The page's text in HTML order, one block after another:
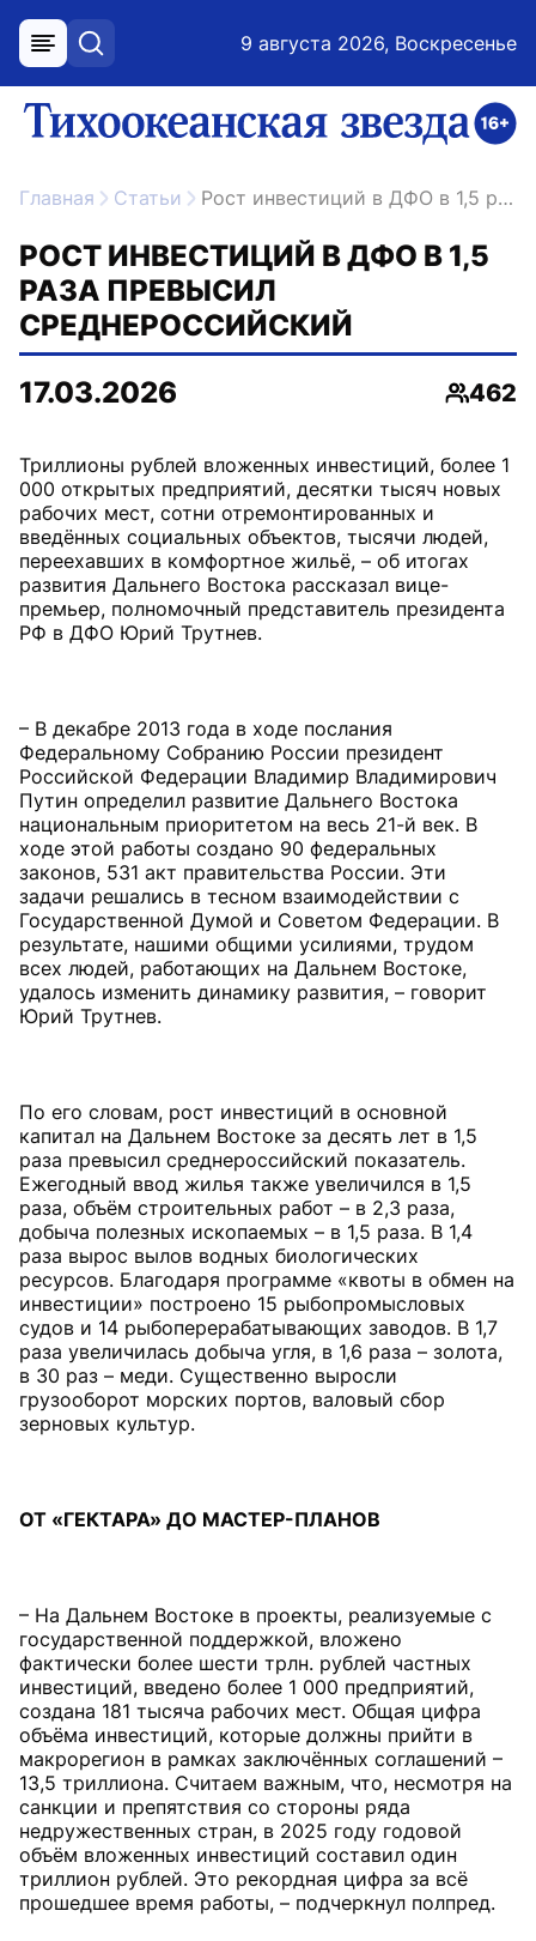
меню поиск 9 августа 2026, Воскресенье
ссылка на главную
Главная Статьи Рост инвестиций в ДФО в 1,5 раза превысил среднероссийский
РОСТ ИНВЕСТИЦИЙ В ДФО В 1,5
РАЗА ПРЕВЫСИЛ
СРЕДНЕРОССИЙСКИЙ
17.03.2026
462
Триллионы рублей вложенных инвестиций, более 1
000 открытых предприятий, десятки тысяч новых
рабочих мест, сотни отремонтированных и
введённых социальных объектов, тысячи людей,
переехавших в комфортное жильё, – об итогах
развития Дальнего Востока рассказал вице-
премьер, полномочный представитель президента
РФ в ДФО Юрий Трутнев.
– В декабре 2013 года в ходе послания
Федеральному Собранию России президент
Российской Федерации Владимир Владимирович
Путин определил развитие Дальнего Востока
национальным приоритетом на весь 21-й век. В
ходе этой работы создано 90 федеральных
законов, 531 акт правительства России. Эти
задачи решались в тесном взаимодействии с
Государственной Думой и Советом Федерации. В
результате, нашими общими усилиями, трудом
всех людей, работающих на Дальнем Востоке,
удалось изменить динамику развития, – говорит
Юрий Трутнев.
По его словам, рост инвестиций в основной
капитал на Дальнем Востоке за десять лет в 1,5
раза превысил среднероссийский показатель.
Ежегодный ввод жилья также увеличился в 1,5
раза, объём строительных работ – в 2,3 раза,
добыча полезных ископаемых – в 1,5 раза. В 1,4
раза вырос вылов водных биологических
ресурсов. Благодаря программе «квоты в обмен на
инвестиции» построено 15 рыбопромысловых
судов и 14 рыбоперерабатывающих заводов. В 1,7
раза увеличилась добыча угля, в 1,6 раза – золота,
в 30 раз – меди. Существенно выросли
грузооборот морских портов, валовый сбор
зерновых культур.
ОТ «ГЕКТАРА» ДО МАСТЕР-ПЛАНОВ
– На Дальнем Востоке в проекты, реализуемые с
государственной поддержкой, вложено
фактически более шести трлн. рублей частных
инвестиций, введено более 1 000 предприятий,
создана 181 тысяча рабочих мест. Общая цифра
объёма инвестиций, которые должны прийти в
макрорегион в рамках заключённых соглашений –
13,5 триллиона. Считаем важным, что, несмотря на
санкции и препятствия со стороны ряда
недружественных стран, в 2025 году годовой
объём вложенных инвестиций составил один
триллион рублей. Это рекордная цифра за всё
прошедшее время работы, – подчеркнул полпред.